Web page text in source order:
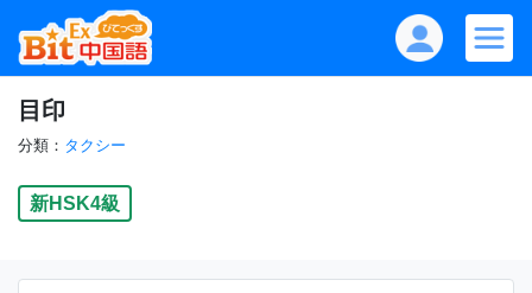
目印
分類： タクシー
新HSK4級